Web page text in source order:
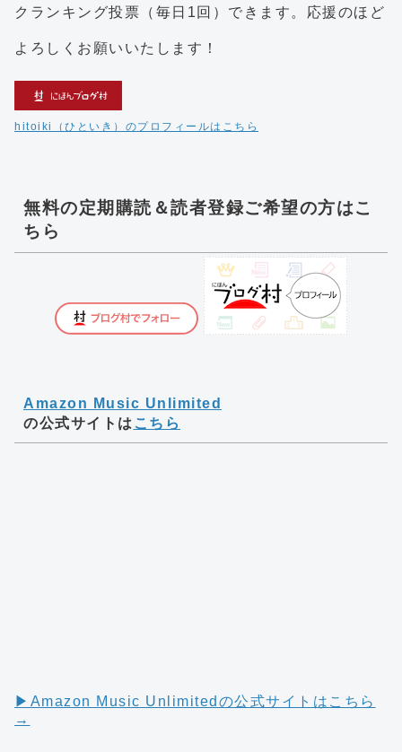
クランキング投票（毎日1回）できます。応援のほど
よろしくお願いいたします！
hitoiki（ひといき）のプロフィールはこちら
無料の定期購読＆読者登録ご希望の方はこ
ちら
Amazon Music Unlimited
の公式サイトは こちら
▶︎Amazon Music Unlimitedの公式サイトはこちら
→